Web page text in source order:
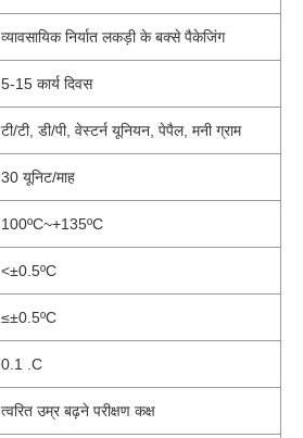
व्यावसायिक निर्यात लकड़ी के बक्से पैकेजिंग
5-15 कार्य दिवस
टी/टी, डी/पी, वेस्टर्न यूनियन, पेपैल, मनी ग्राम
30 यूनिट/माह
100ºC~+135ºC
<±0.5ºC
≤±0.5ºC
0.1 .C
त्वरित उम्र बढ़ने परीक्षण कक्ष